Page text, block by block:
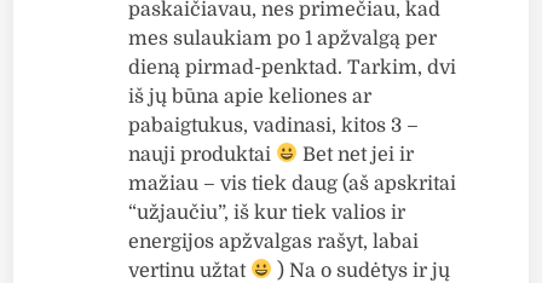
paskaičiavau, nes primečiau, kad
mes sulaukiam po 1 apžvalgą per
dieną pirmad-penktad. Tarkim, dvi
iš jų būna apie keliones ar
pabaigtukus, vadinasi, kitos 3 –
nauji produktai
Bet net jei ir
mažiau – vis tiek daug (aš apskritai
“užjaučiu”, iš kur tiek valios ir
energijos apžvalgas rašyt, labai
vertinu užtat
) Na o sudėtys ir jų